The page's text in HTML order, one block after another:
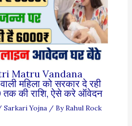
Matru Vandana
महिला को सरकार दे रही
की राशि, ऐसे करे ऑवेदन
Sarkari Yojna/ ByRahul Rock